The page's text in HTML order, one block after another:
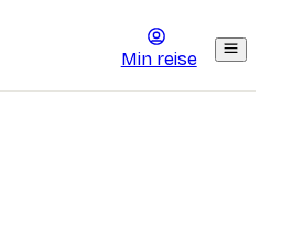
Min reise